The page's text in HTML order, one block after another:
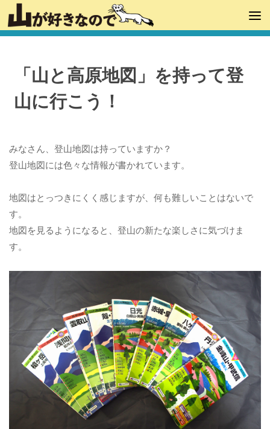
「山と高原地図」を持って登
山に行こう！
みなさん、登山地図は持っていますか？
登山地図には色々な情報が書かれています。
地図はとっつきにくく感じますが、何も難しいことはないで
す。
地図を見るようになると、登山の新たな楽しさに気づけま
す。